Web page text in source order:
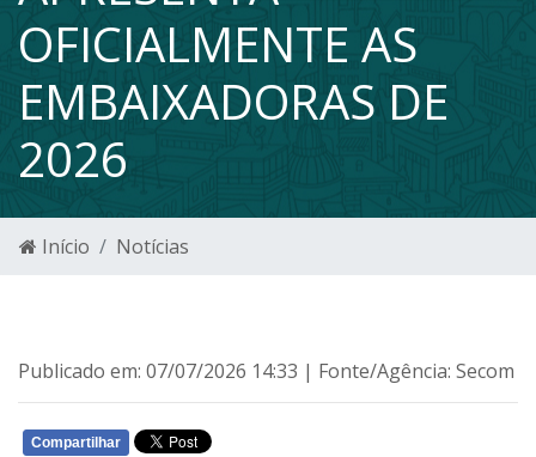
OFICIALMENTE AS
EMBAIXADORAS DE
2026
Início Notícias
Publicado em: 07/07/2026 14:33 | Fonte/Agência: Secom
Compartilhar